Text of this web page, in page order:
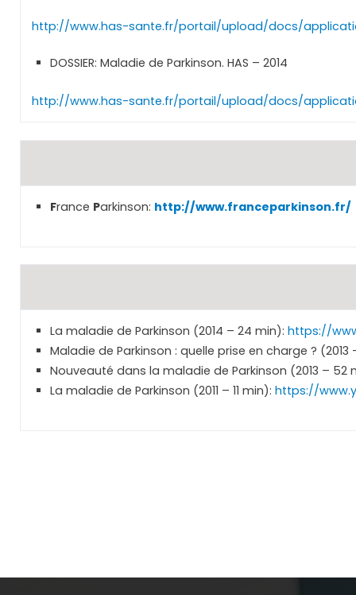
http://www.has-sante.fr/portail/upload/docs/
DOSSIER: Maladie de Parkinson. HAS – 2014
http://www.has-sante.fr/portail/upload/docs/
France Parkinson: http://www.franceparkinson.fr/
La maladie de Parkinson (2014 – 24 min):https://
Maladie de Parkinson : quelle prise en charge ?
Nouveauté dans la maladie de Parkinson (2013 – 52
La maladie de Parkinson (2011 – 11 min):https://